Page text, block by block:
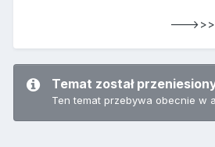
---
Temat został
Ten temat przebywa obecnie w